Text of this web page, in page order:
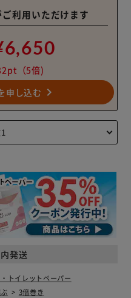
発送
利用いただけます
（5倍)
申し込む navigate_next
トイレットペーパー
3倍巻き